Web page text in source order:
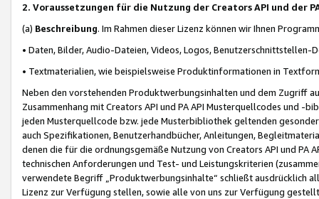
2. Voraussetzungen für die Nutzung der Creators API und der
(a) Beschreibung. Im Rahmen dieser Lizenz können wir Ihnen
• Daten, Bilder, Audio-Dateien, Videos, Logos, Benutzerschnittstellen-
• Textmaterialien, wie beispielsweise Produktinformationen in
Neben den vorstehenden Produktwerbungsinhalten und dem Zugriff
Zusammenhang mit Creators API und PA API Musterquellcodes und
jeden Musterquellcode bzw. jede Musterbibliothek geltenden
auch Spezifikationen, Benutzerhandbücher, Anleitungen,
denen die für die ordnungsgemäße Nutzung von Creators API und PA
technischen Anforderungen und Test- und Leistungskriterien
verwendete Begriff „Produktwerbungsinhalte“ schließt ausdrücklich
Lizenz zur Verfügung stellen, sowie alle von uns zur Verfügung